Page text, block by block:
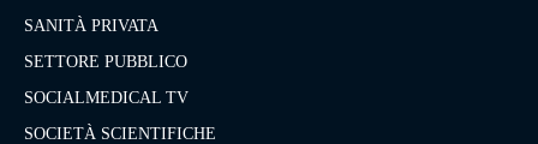
SANITÀ PRIVATA
SETTORE PUBBLICO
SOCIALMEDICAL TV
SOCIETÀ SCIENTIFICHE